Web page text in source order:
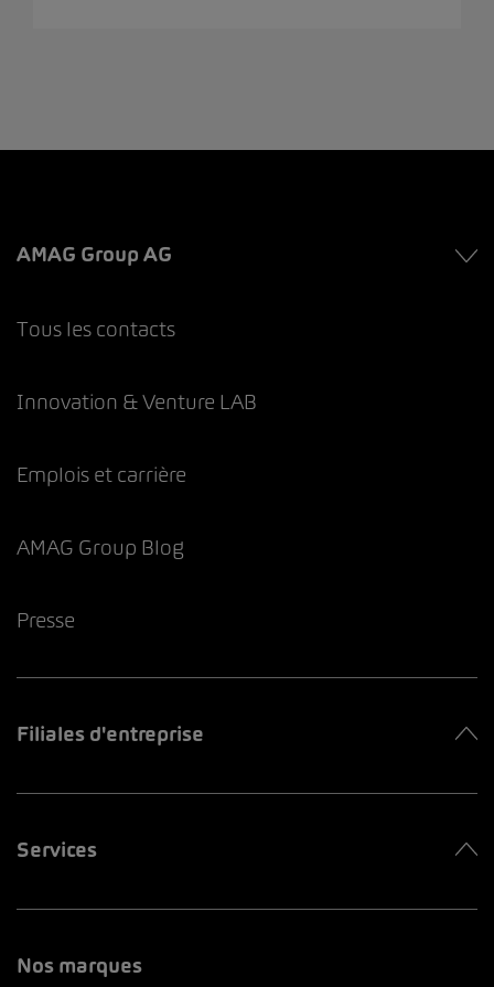
AMAG Group AG
Tous les contacts
Innovation & Venture LAB
Emplois et carrière
AMAG Group Blog
Presse
Filiales d'entreprise
Services
Nos marques